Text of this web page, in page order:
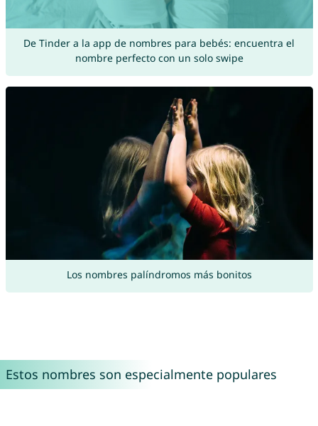
De Tinder a la app de nombres para bebés: encuentra el
nombre perfecto con un solo swipe
Los nombres palíndromos más bonitos
Estos nombres son especialmente populares